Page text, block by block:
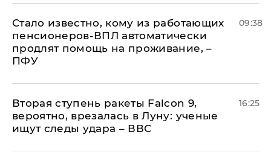
Стало известно, кому из работающих
пенсионеров-ВПЛ автоматически
продлят помощь на проживание, –
ПФУ
09:38
Вторая ступень ракеты Falcon 9,
вероятно, врезалась в Луну: ученые
ищут следы удара – ВВС
16:25